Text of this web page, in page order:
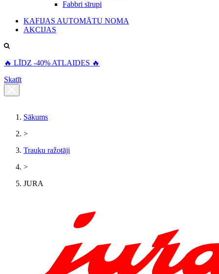
Fabbri sīrupi
KAFIJAS AUTOMĀTU NOMA
AKCIJAS
🔥 LĪDZ -40% ATLAIDES 🔥
Skatīt
Sākums
>
Trauku ražotāji
>
JURA